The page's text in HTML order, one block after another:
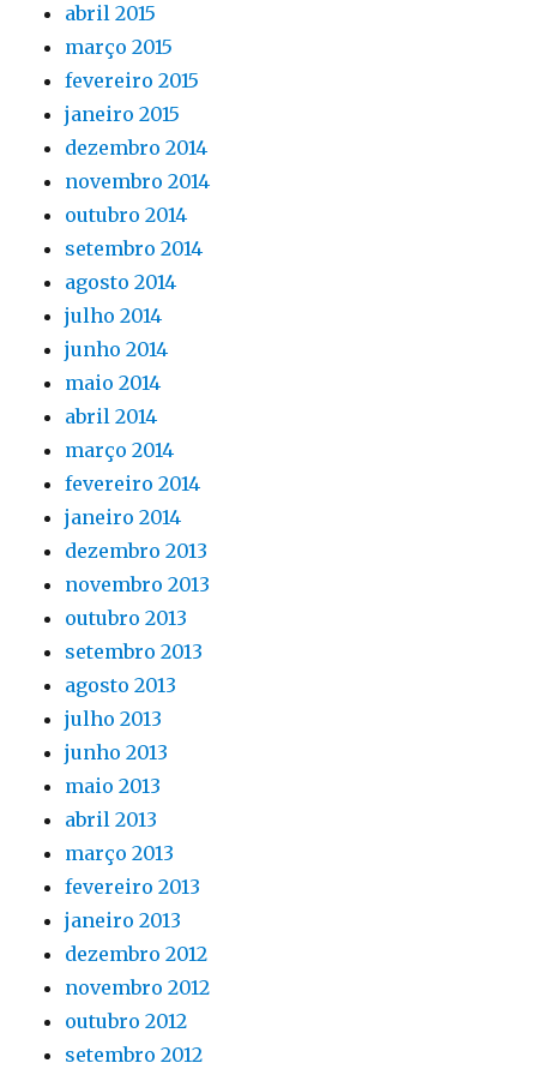
abril 2015
março 2015
fevereiro 2015
janeiro 2015
dezembro 2014
novembro 2014
outubro 2014
setembro 2014
agosto 2014
julho 2014
junho 2014
maio 2014
abril 2014
março 2014
fevereiro 2014
janeiro 2014
dezembro 2013
novembro 2013
outubro 2013
setembro 2013
agosto 2013
julho 2013
junho 2013
maio 2013
abril 2013
março 2013
fevereiro 2013
janeiro 2013
dezembro 2012
novembro 2012
outubro 2012
setembro 2012